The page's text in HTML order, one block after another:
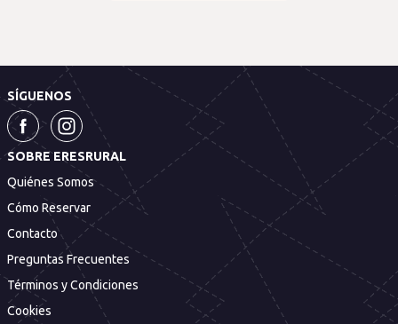
SÍGUENOS
SOBRE ERESRURAL
Quiénes Somos
Cómo Reservar
Contacto
Preguntas Frecuentes
Términos y Condiciones
Cookies